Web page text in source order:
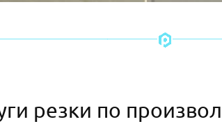
резки по